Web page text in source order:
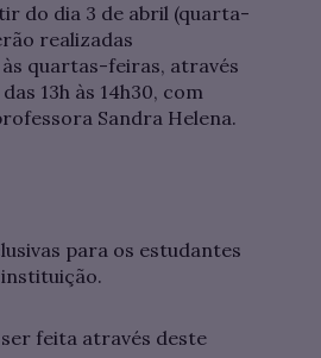
do dia 3 de abril (quarta-
realizadas
quartas-feiras, através
13h às 14h30, com
Sandra Helena.
para os estudantes
feita através deste